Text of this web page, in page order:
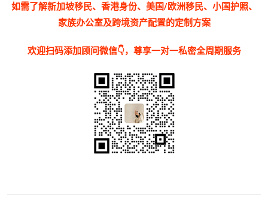
如需了解新加坡移民、香港身份、美国/欧洲移民、小国护照、
家族办公室及跨境资产配置的定制方案
欢迎扫码添加顾问微信👇，尊享一对一私密全周期服务